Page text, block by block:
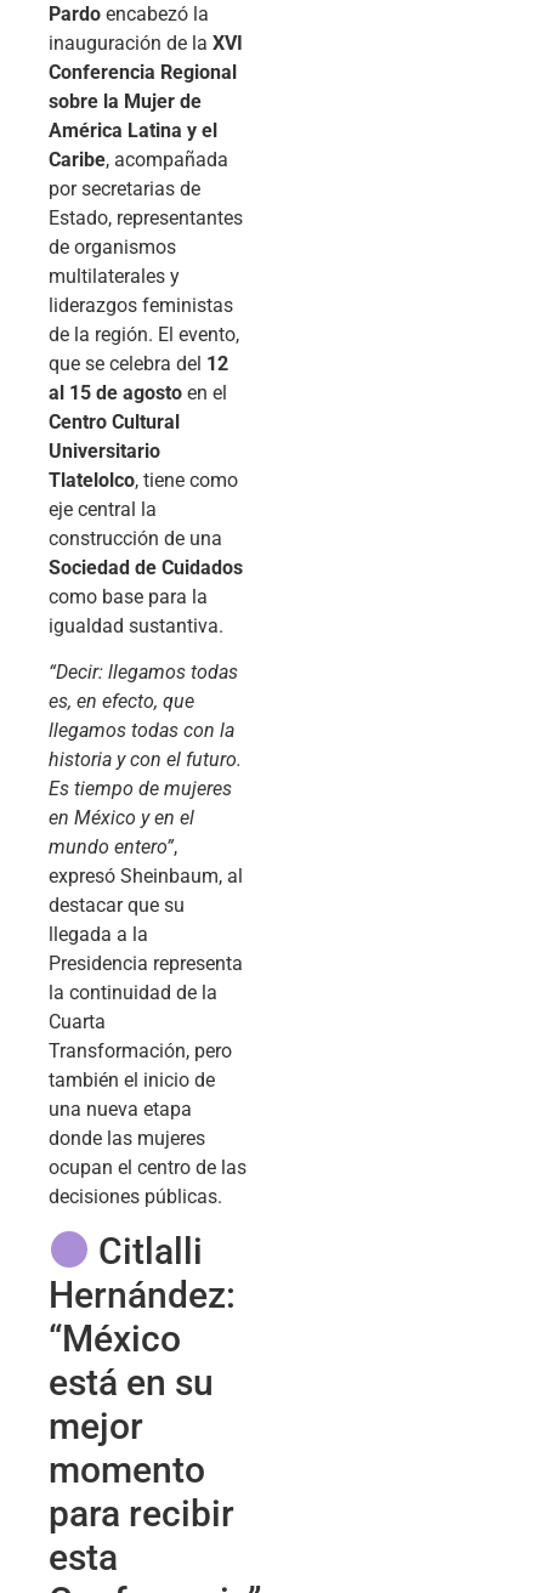
Pardo encabezó la
inauguración de la XVI
Conferencia Regional
sobre la Mujer de
América Latina y el
Caribe, acompañada
por secretarias de
Estado, representantes
de organismos
multilaterales y
liderazgos feministas
de la región. El evento,
que se celebra del 12
al 15 de agosto en el
Centro Cultural
Universitario
Tlatelolco, tiene como
eje central la
construcción de una
Sociedad de Cuidados
como base para la
igualdad sustantiva.
“Decir: llegamos todas
es, en efecto, que
llegamos todas con la
historia y con el futuro.
Es tiempo de mujeres
en México y en el
mundo entero”,
expresó Sheinbaum, al
destacar que su
llegada a la
Presidencia representa
la continuidad de la
Cuarta
Transformación, pero
también el inicio de
una nueva etapa
donde las mujeres
ocupan el centro de las
decisiones públicas.
Citlalli
Hernández:
“México
está en su
mejor
momento
para recibir
esta